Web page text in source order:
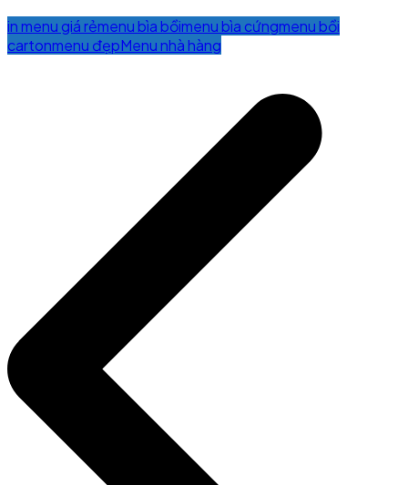
in menu giá rẻmenu bìa bồimenu bìa cứngmenu bồi
cartonmenu đẹpMenu nhà hàng